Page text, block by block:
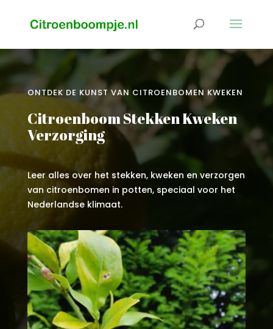
ONTDEK DE KUNST VAN CITROENBOMEN KWEKEN
Citroenboom Stekken Kweken
Verzorging
Leer alles over het stekken, kweken en verzorgen
van citroenbomen in potten, speciaal voor het
Nederlandse klimaat.